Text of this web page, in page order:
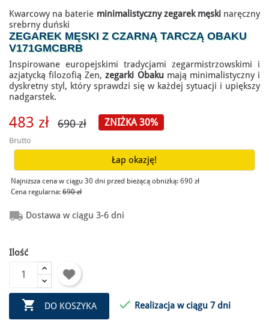
Kwarcowy na baterie minimalistyczny zegarek męskinaręczny
srebrny duński
ZEGAREK MĘSKI Z CZARNĄ TARCZĄ OBAKU
V171GMCBRB
Inspirowane europejskimi tradycjami zegarmistrzowskimi i
azjatycką filozofią Zen,zegarki Obakumają minimalistyczny i
dyskretny styl, który sprawdzi się w każdej sytuacji i upiększy
nadgarstek.
483 zł 690 zł ZNIŻKA 30%
Brutto
Łap okazję!
Najniższa cena w ciągu 30 dni przed bieżącą obniżką: 690 zł
Cena regularna: 690 zł
 Dostawa w ciągu 3-6 dni
Ilość
 DO KOSZYKA  Realizacja w ciągu 7 dni